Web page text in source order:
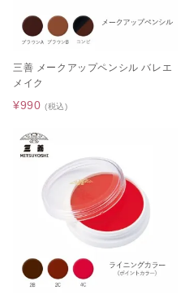
三善 メークアップペンシル バレエ
メイク
¥990 (税込)